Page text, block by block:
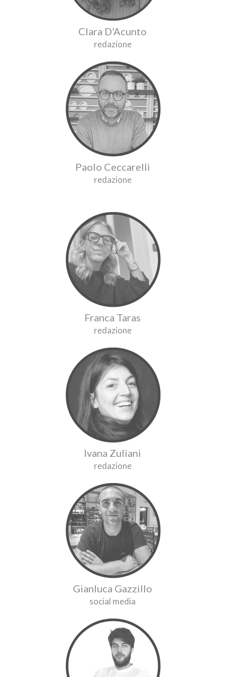
Clara D’Acunto
redazione
Paolo Ceccarelli
redazione
Franca Taras
redazione
Ivana Zuliani
redazione
Gianluca Gazzillo
social media